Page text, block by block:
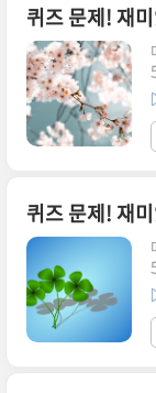
퀴즈 문제! 재
퀴즈 문제! 재